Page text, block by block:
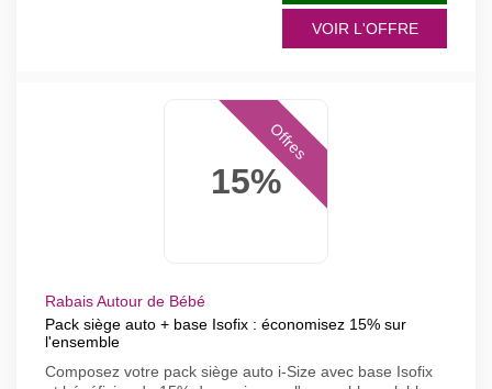
VOIR L'OFFRE
15%
Offres
Rabais Autour de Bébé
Pack siège auto + base Isofix : économisez 15% sur
l'ensemble
Composez votre pack siège auto i-Size avec base Isofix